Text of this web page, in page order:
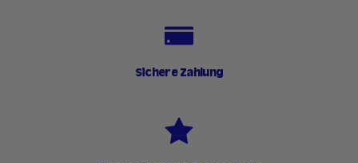
Sichere Zahlung